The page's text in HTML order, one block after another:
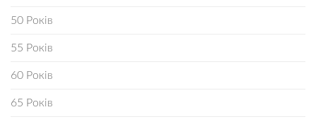
50 Років
55 Років
60 Років
65 Років